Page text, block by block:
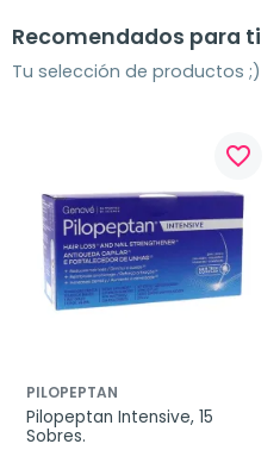
Recomendados para ti
Tu selección de productos ;)
favorite_border
PILOPEPTAN
Pilopeptan Intensive, 15
Sobres.